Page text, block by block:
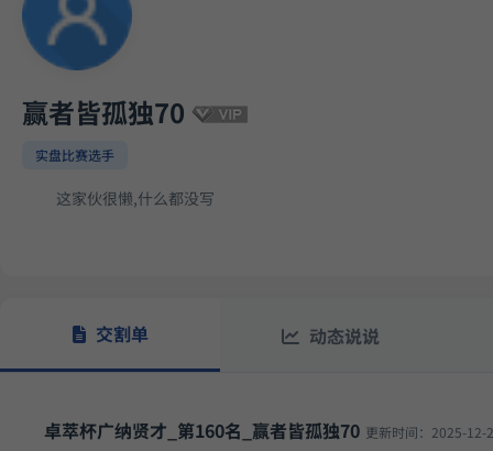
5月21日开始实盘
6月15日开始实盘
6月29日开始实盘 ETF双池平滑动量轮动
赢者皆孤独70
实盘比赛选手
这家伙很懒,什么都没写
交割单 动态说说
卓萃杯广纳贤才_第160名_赢者皆孤独70 更新时间：2025-12-